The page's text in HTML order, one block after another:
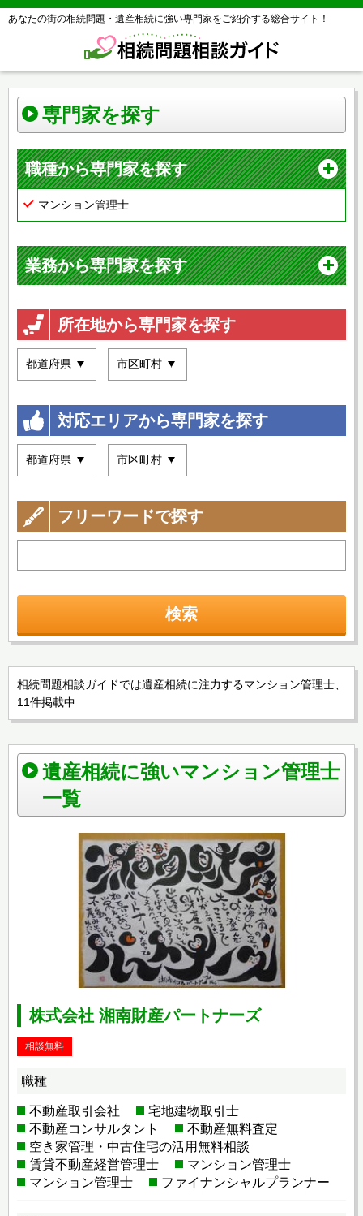
あなたの街の相続問題・遺産相続に強い専門家をご紹介する総合サイト！
専門家を探す
職種から専門家を探す
マンション管理士
業務から専門家を探す
所在地から専門家を探す
対応エリアから専門家を探す
フリーワードで探す
検索
相続問題相談ガイドでは遺産相続に注力するマンション管理士、
11件掲載中
遺産相続に強いマンション管理士
一覧
株式会社 湘南財産パートナーズ
相談無料
職種
不動産取引会社
宅地建物取引士
不動産コンサルタント
不動産無料査定
空き家管理・中古住宅の活用無料相談
賃貸不動産経営管理士
マンション管理士
マンション管理士
ファイナンシャルプランナー